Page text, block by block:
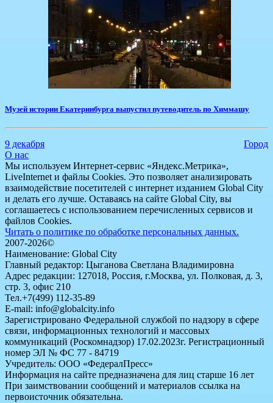
Музей истории Екатеринбурга выпустил путеводитель по Химмашу
9 декабря
Город
О нас
Мы используем Интернет-сервис «Яндекс.Метрика»,
LiveInternet и файлы Cookies. Это позволяет анализировать
взаимодействие посетителей с интернет изданием Global City
и делать его лучше. Оставаясь на сайте Global City, вы
соглашаетесь с использованием перечисленных сервисов и
файлов Cookies.
Читать о политике по обработке персональных данных.
2007-2026©
Наименование: Global City
Главный редактор: Цыганова Светлана Владимировна
Адрес редакции: 127018, Россия, г.Москва, ул. Полковая, д. 3,
стр. 3, офис 210
Тел.+7(499) 112-35-89
E-mail: info@globalcity.info
Зарегистрировано Федеральной службой по надзору в сфере
связи, информационных технологий и массовых
коммуникаций (Роскомнадзор) 17.02.2023г. Регистрационный
номер ЭЛ № ФС 77 - 84719
Учредитель: ООО «ФедералПресс»
Информация на сайте предназначена для лиц старше 16 лет
При заимствовании сообщений и материалов ссылка на
первоисточник обязательна.